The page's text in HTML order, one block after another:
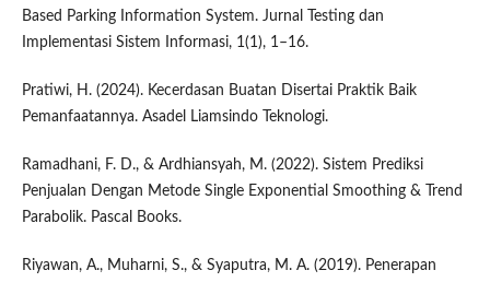
Based Parking Information System. Jurnal Testing dan
Implementasi Sistem Informasi, 1(1), 1–16.
Pratiwi, H. (2024). Kecerdasan Buatan Disertai Praktik Baik
Pemanfaatannya. Asadel Liamsindo Teknologi.
Ramadhani, F. D., & Ardhiansyah, M. (2022). Sistem Prediksi
Penjualan Dengan Metode Single Exponential Smoothing & Trend
Parabolik. Pascal Books.
Riyawan, A., Muharni, S., & Syaputra, M. A. (2019). Penerapan